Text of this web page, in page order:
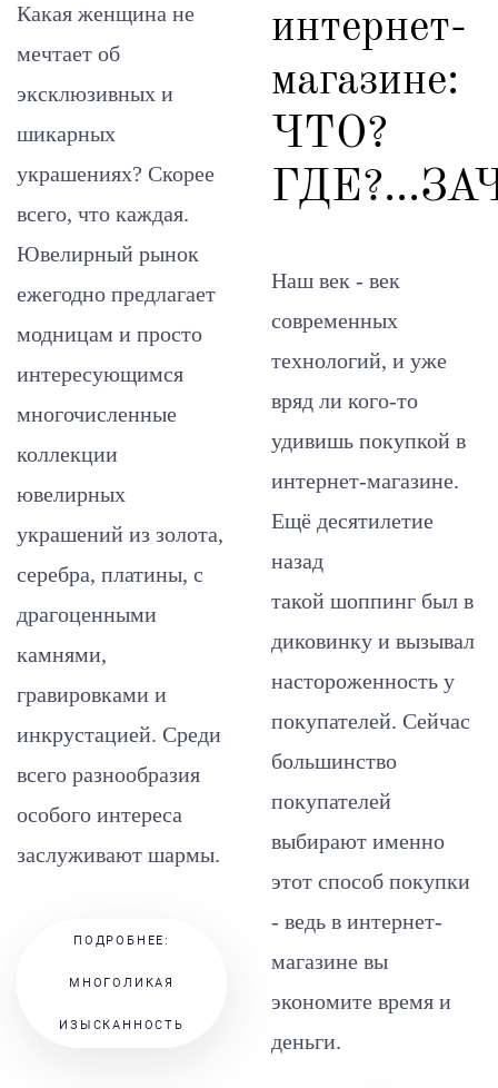
Какая женщина не
мечтает об
эксклюзивных и
шикарных
украшениях? Скорее
всего, что каждая.
Ювелирный рынок
ежегодно предлагает
модницам и просто
интересующимся
многочисленные
коллекции
ювелирных
украшений из золота,
серебра, платины, с
драгоценными
камнями,
гравировками и
инкрустацией. Среди
всего разнообразия
особого интереса
заслуживают шармы.
ПОДРОБНЕЕ:
МНОГОЛИКАЯ
ИЗЫСКАННОСТЬ
интернет-
магазине:
ЧТО?
Наш век - век
современных
технологий, и уже
вряд ли кого-то
удивишь покупкой в
интернет-магазине.
Ещё десятилетие
назад
такой шоппинг был в
диковинку и вызывал
настороженность у
покупателей. Сейчас
большинство
покупателей
выбирают именно
этот способ покупки
- ведь в интернет-
магазине вы
экономите время и
деньги.